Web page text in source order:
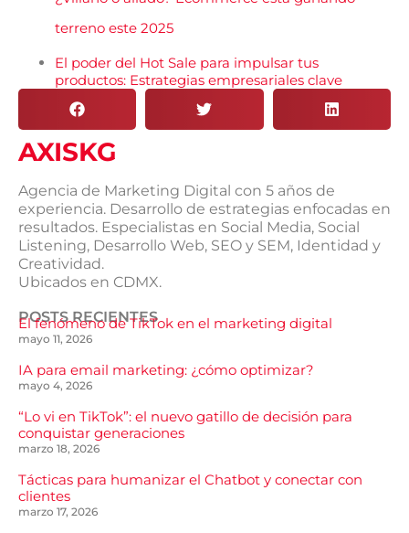
terreno este 2025
El poder del Hot Sale para impulsar tus
productos: Estrategias empresariales clave
AXISKG
Agencia de Marketing Digital con 5 años de
experiencia. Desarrollo de estrategias enfocadas en
resultados. Especialistas en Social Media, Social
Listening, Desarrollo Web, SEO y SEM, Identidad y
Creatividad.
Ubicados en CDMX.
POSTS RECIENTES
El fenómeno de TikTok en el marketing digital
mayo 11, 2026
IA para email marketing: ¿cómo optimizar?
mayo 4, 2026
“Lo vi en TikTok”: el nuevo gatillo de decisión para
conquistar generaciones
marzo 18, 2026
Tácticas para humanizar el Chatbot y conectar con
clientes
marzo 17, 2026